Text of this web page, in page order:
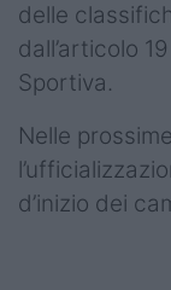
delle
dall’articolo
Sportiva.
Nelle
d’inizio dei